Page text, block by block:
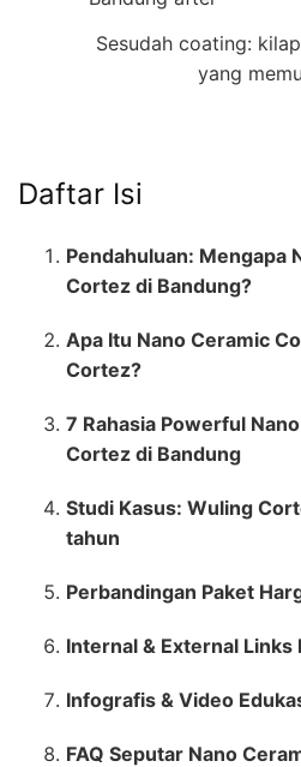
Sesudah coating:
yang
Daftar Isi
Pendahuluan: Mengapa
Cortez di Bandung?
Apa Itu Nano Ceramic
Cortez?
7 Rahasia Powerful
Cortez di Bandung
Studi Kasus: Wuling
tahun
Perbandingan Paket
Internal & External Links
Infografis & Video
FAQ Seputar Nano